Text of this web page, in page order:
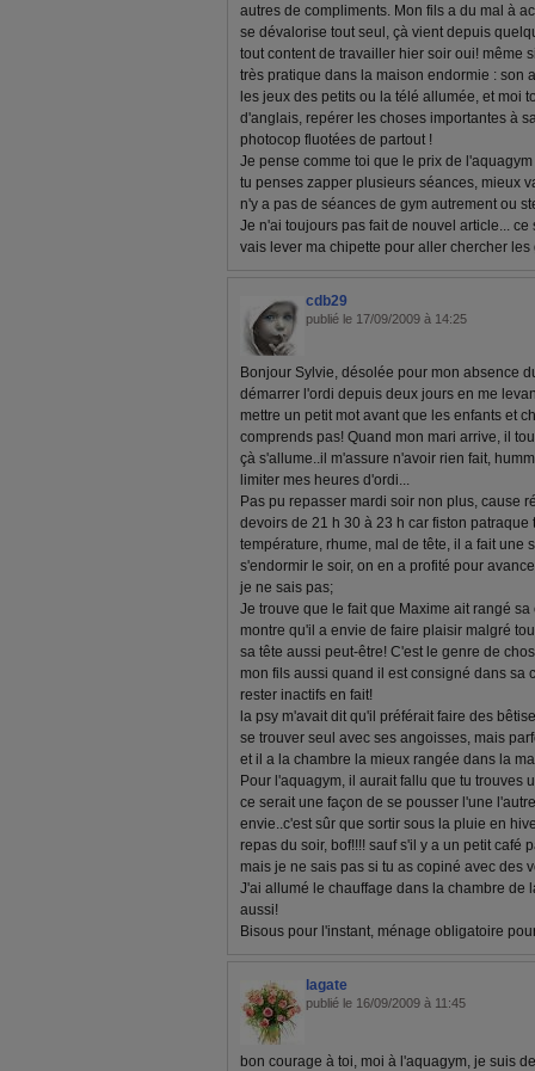
autres de compliments. Mon fils a du mal à
se dévalorise tout seul, çà vient depuis
tout content de travailler hier soir oui! même
très pratique dans la maison endormie : son
les jeux des petits ou la télé allumée, et moi
d'anglais, repérer les choses importantes à
photocop fluotées de partout !
Je pense comme toi que le prix de
tu penses zapper plusieurs séances, mieux
n'y a pas de séances de gym autrement ou
Je n'ai toujours pas fait de nouvel article...
vais lever ma chipette pour aller chercher
cdb29
publié le 17/09/2009 à 14:25
Bonjour Sylvie, désolée pour mon absence
démarrer l'ordi depuis deux jours en me
mettre un petit mot avant que les enfants et
comprends pas! Quand mon mari arrive, il
çà s'allume..il m'assure n'avoir rien fait,
limiter mes heures d'ordi...
Pas pu repasser mardi soir non plus, cause
devoirs de 21 h 30 à 23 h car fiston patraque
température, rhume, mal de tête, il a fait une
s'endormir le soir, on en a profité pour
je ne sais pas;
Je trouve que le fait que Maxime ait rangé
montre qu'il a envie de faire plaisir malgré
sa tête aussi peut-être! C'est le genre de
mon fils aussi quand il est consigné dans sa
rester inactifs en fait!
la psy m'avait dit qu'il préférait faire des
se trouver seul avec ses angoisses, mais
et il a la chambre la mieux rangée dans la
Pour l'aquagym, il aurait fallu que tu trouves
ce serait une façon de se pousser l'une
envie..c'est sûr que sortir sous la pluie en
repas du soir, bof!!!! sauf s'il y a un petit café
mais je ne sais pas si tu as copiné avec des
J'ai allumé le chauffage dans la chambre de
aussi!
Bisous pour l'instant, ménage obligatoire
lagate
publié le 16/09/2009 à 11:45
bon courage à toi, moi à l'aquagym, je suis